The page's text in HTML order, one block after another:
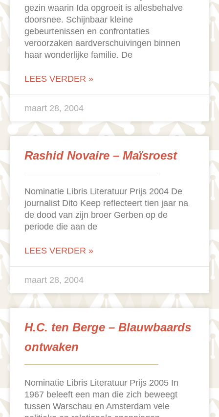
gezin waarin Ida opgroeit is allesbehalve
doorsnee. Schijnbaar kleine
gebeurtenissen en confrontaties
veroorzaken aardverschuivingen binnen
haar wonderlijke familie. De
LEES VERDER »
maart 28, 2004
Rashid Novaire – Maïsroest
Nominatie Libris Literatuur Prijs 2004 De
journalist Dito Keep reflecteert tien jaar na
de dood van zijn broer Gerben op de
periode die aan de
LEES VERDER »
maart 28, 2004
H.C. ten Berge – Blauwbaards
ontwaken
Nominatie Libris Literatuur Prijs 2005 In
1967 beleeft een man die zich beweegt
tussen Warschau en Amsterdam vele